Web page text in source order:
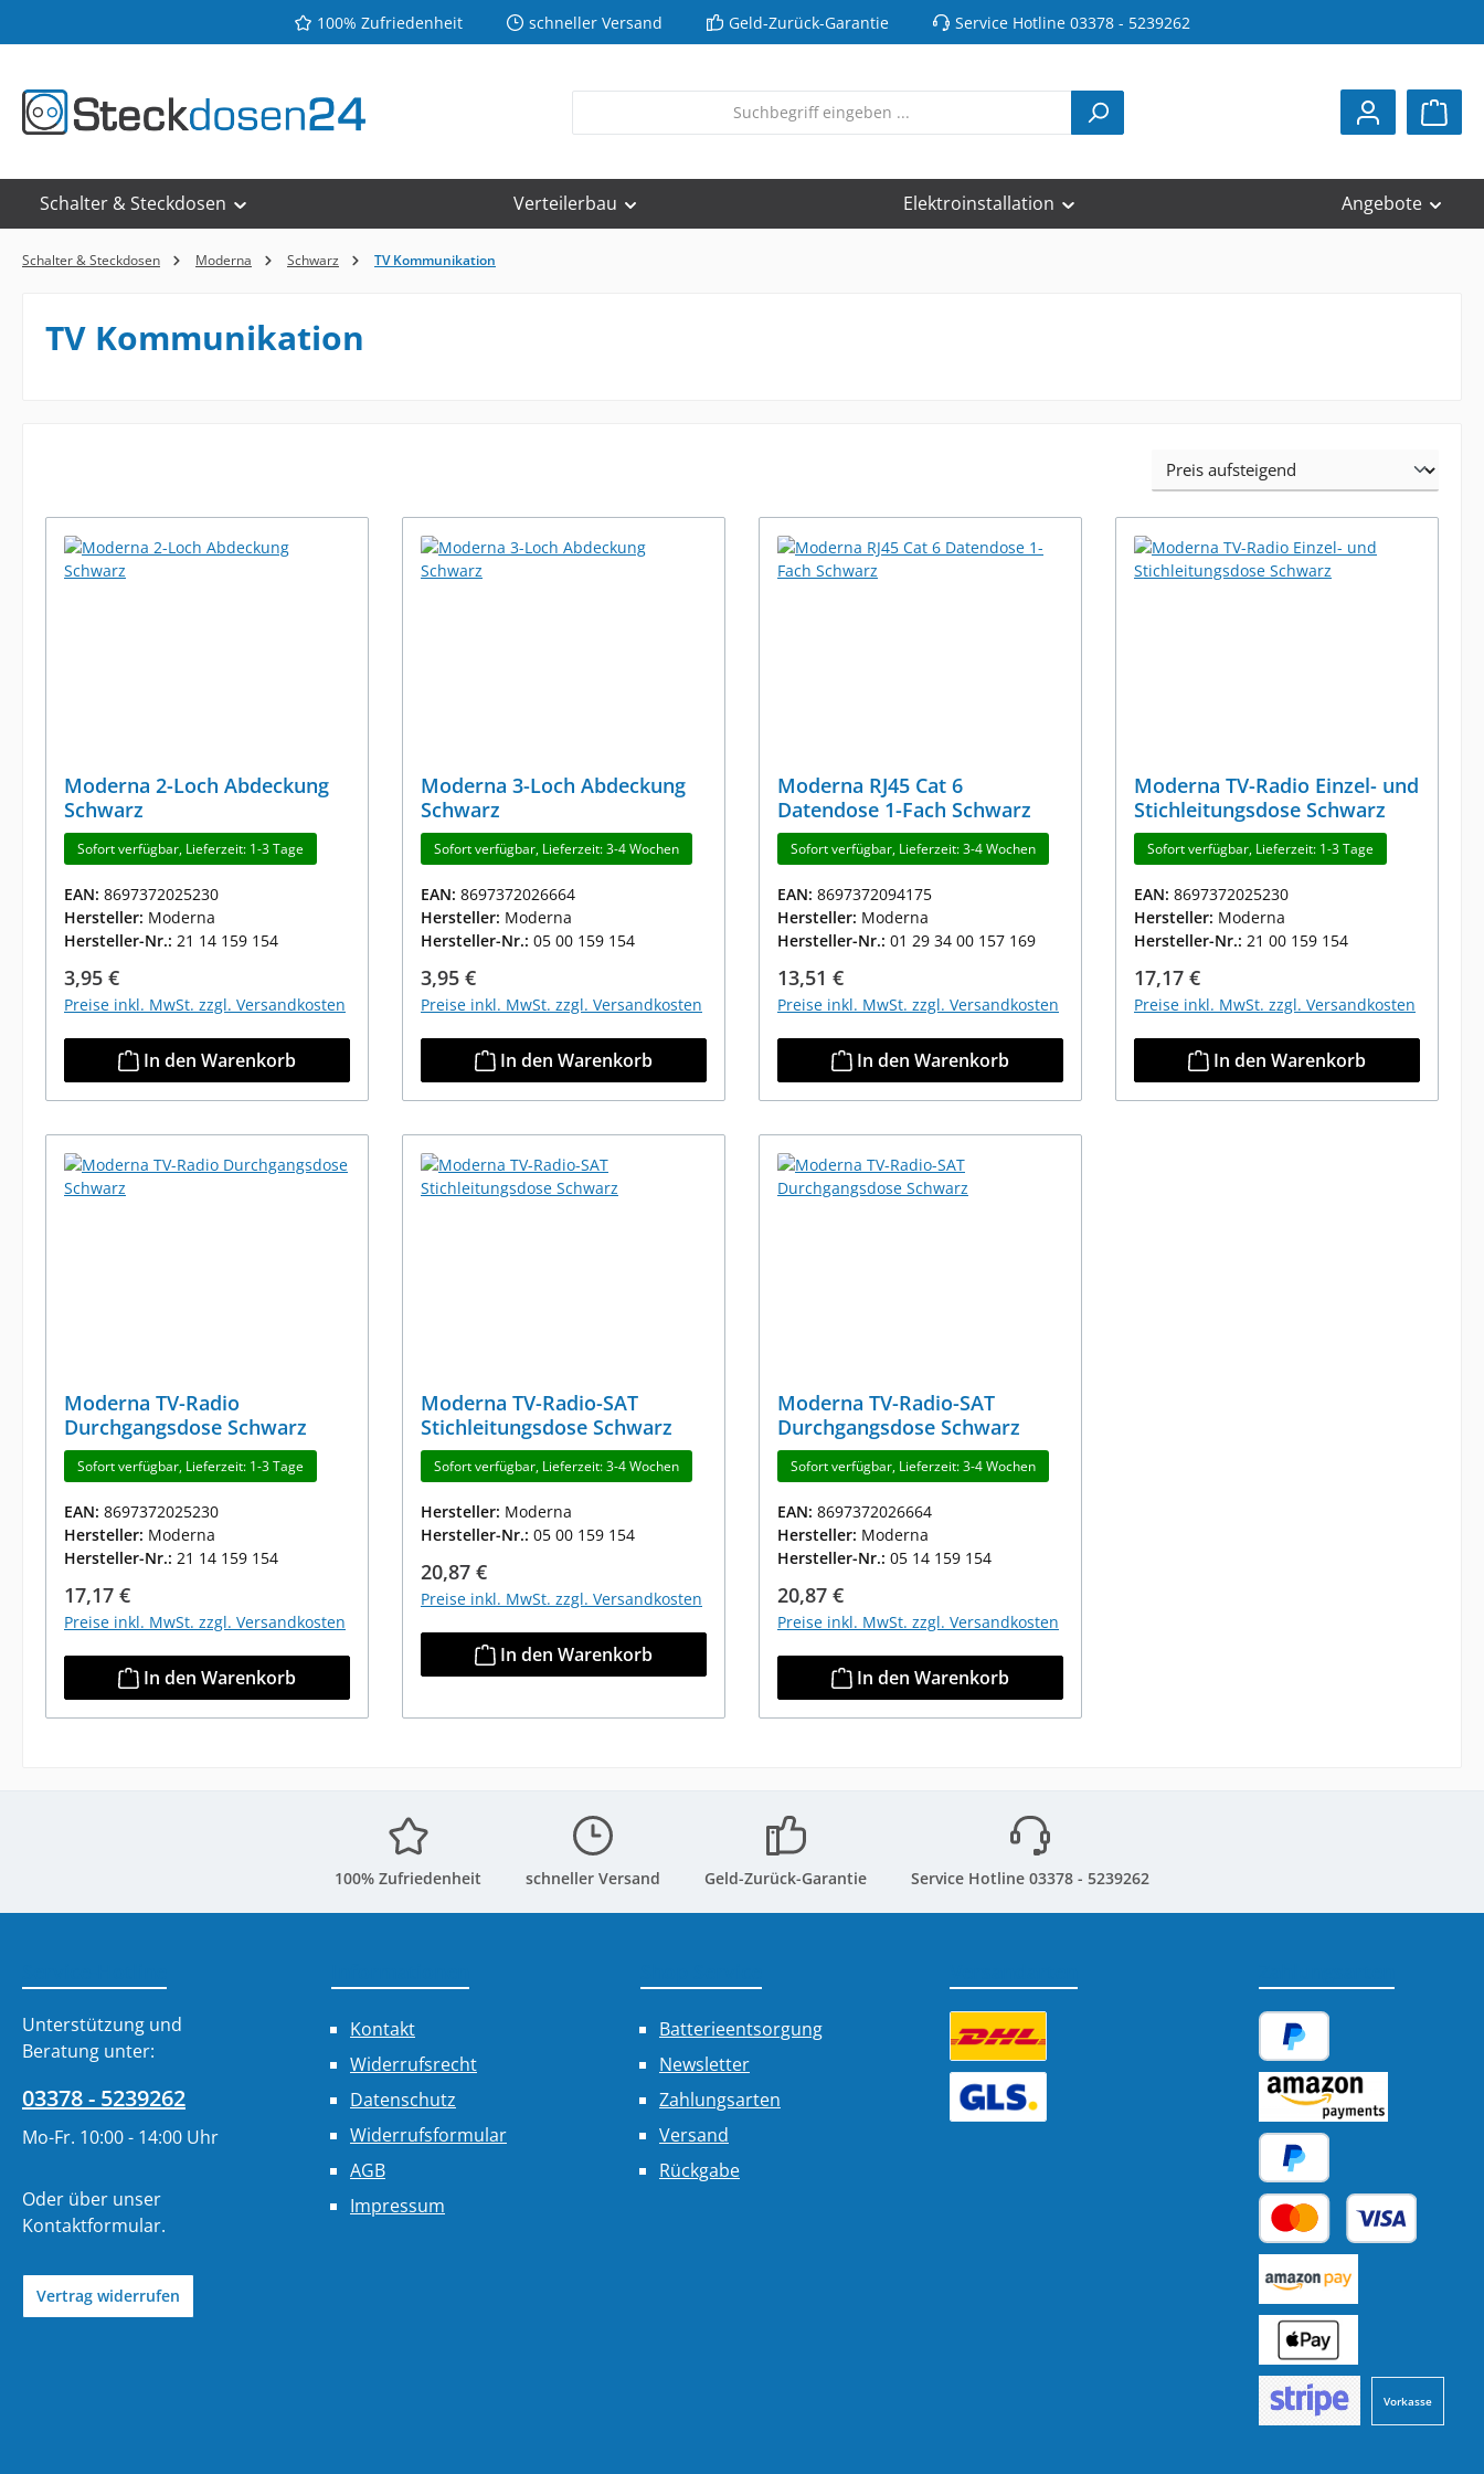
100% Zufriedenheit schneller Versand Geld-Zurück-Garantie Service Hotline 03378 - 5239262
Schalter & Steckdosen Verteilerbau Elektroinstallation Angebote
Schalter & Steckdosen Moderna Schwarz TV Kommunikation
TV Kommunikation
Moderna 2-Loch Abdeckung
Schwarz
Sofort verfügbar, Lieferzeit: 1-3 Tage
EAN: 8697372025230
Hersteller: Moderna
Hersteller-Nr.: 21 14 159 154
Regulärer Preis:
3,95 €
Preise inkl. MwSt. zzgl. Versandkosten
In den Warenkorb
Moderna 3-Loch Abdeckung
Schwarz
Sofort verfügbar, Lieferzeit: 3-4 Wochen
EAN: 8697372026664
Hersteller: Moderna
Hersteller-Nr.: 05 00 159 154
Regulärer Preis:
3,95 €
Preise inkl. MwSt. zzgl. Versandkosten
In den Warenkorb
Moderna RJ45 Cat 6
Datendose 1-Fach Schwarz
Sofort verfügbar, Lieferzeit: 3-4 Wochen
EAN: 8697372094175
Hersteller: Moderna
Hersteller-Nr.: 01 29 34 00 157 169
Regulärer Preis:
13,51 €
Preise inkl. MwSt. zzgl. Versandkosten
In den Warenkorb
Moderna TV-Radio Einzel- und
Stichleitungsdose Schwarz
Sofort verfügbar, Lieferzeit: 1-3 Tage
EAN: 8697372025230
Hersteller: Moderna
Hersteller-Nr.: 21 00 159 154
Regulärer Preis:
17,17 €
Preise inkl. MwSt. zzgl. Versandkosten
In den Warenkorb
Moderna TV-Radio
Durchgangsdose Schwarz
Sofort verfügbar, Lieferzeit: 1-3 Tage
EAN: 8697372025230
Hersteller: Moderna
Hersteller-Nr.: 21 14 159 154
Regulärer Preis:
17,17 €
Preise inkl. MwSt. zzgl. Versandkosten
In den Warenkorb
Moderna TV-Radio-SAT
Stichleitungsdose Schwarz
Sofort verfügbar, Lieferzeit: 3-4 Wochen
Hersteller: Moderna
Hersteller-Nr.: 05 00 159 154
Regulärer Preis:
20,87 €
Preise inkl. MwSt. zzgl. Versandkosten
In den Warenkorb
Moderna TV-Radio-SAT
Durchgangsdose Schwarz
Sofort verfügbar, Lieferzeit: 3-4 Wochen
EAN: 8697372026664
Hersteller: Moderna
Hersteller-Nr.: 05 14 159 154
Regulärer Preis:
20,87 €
Preise inkl. MwSt. zzgl. Versandkosten
In den Warenkorb
100% Zufriedenheit schneller Versand Geld-Zurück-Garantie Service Hotline 03378 - 5239262
Unterstützung und
Beratung unter:
03378 - 5239262
Mo-Fr. 10:00 - 14:00 Uhr
Oder über unser
Kontaktformular.
Vertrag widerrufen
Kontakt
Widerrufsrecht
Datenschutz
Widerrufsformular
AGB
Impressum
Batterieentsorgung
Newsletter
Zahlungsarten
Versand
Rückgabe
Benutzerdefiniertes Bild 1 PayPal
Amazon Pay
Später Bezahlen
Kredit- oder Debitkarte
Vorkasse
Benutzerdefiniertes Bild 1
Benutzerdefiniertes Bild 2